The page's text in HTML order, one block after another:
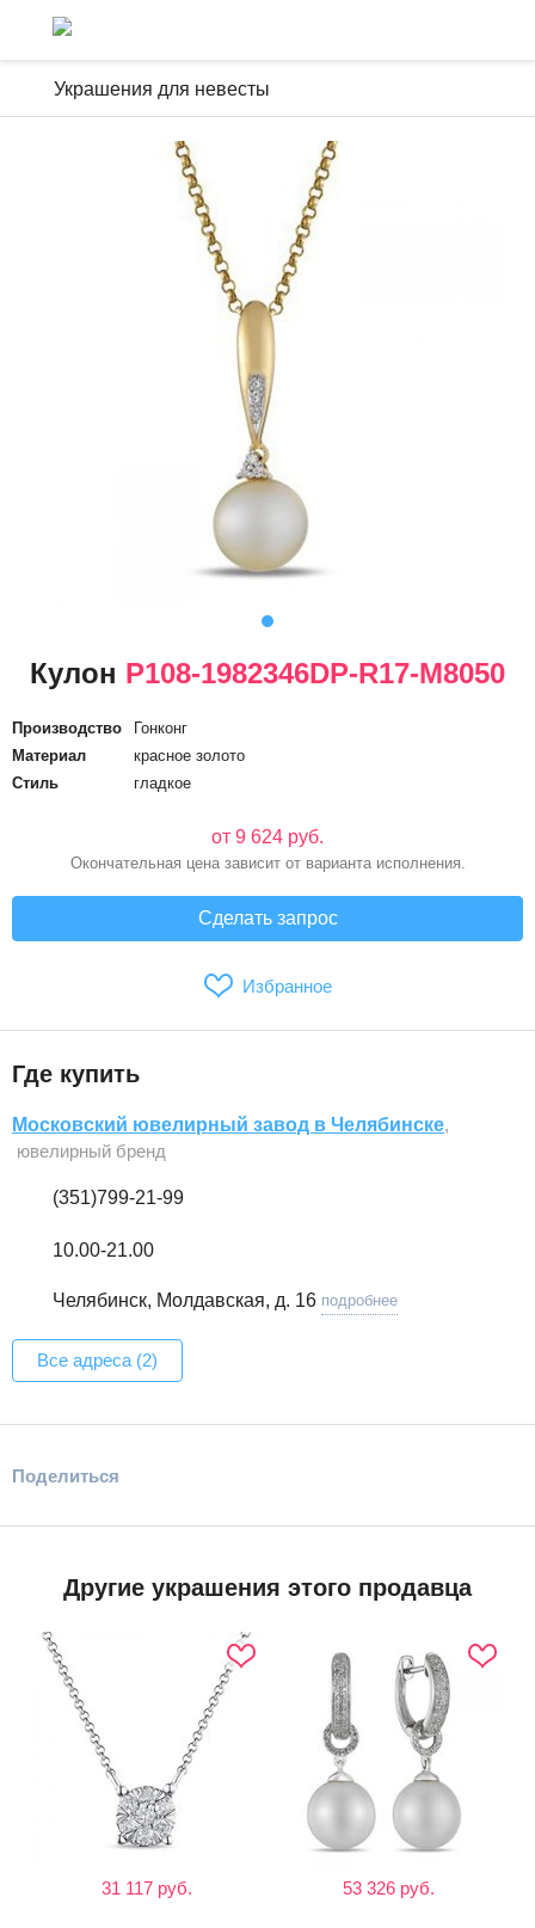
Украшения для невесты
Кулон P108-1982346DP-R17-М8050
Производство
Гонконг
Материал
красное золото
Стиль
гладкое
от 9 624 руб.
Окончательная цена зависит от варианта исполнения.
Сделать запрос
Избранное
Где купить
Московский ювелирный завод в Челябинске,
ювелирный бренд
(351)799-21-99
10.00-21.00
Челябинск, Молдавская, д. 16 подробнее
Все адреса (2)
Поделиться
Другие украшения этого продавца
31 117 руб. 53 326 руб.